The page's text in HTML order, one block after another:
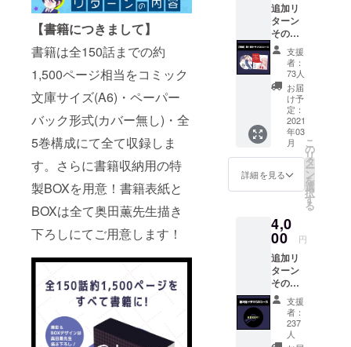
【書籍につきまして】
書籍は全150話までの約
1,500ページ相当をコミック
文庫サイズ(A6)・ペーパー
バック形式(カバー無し)・全
5巻構成にて全て収録しま
す。さらに書籍収納用の特
製BOXを用意！書籍表紙と
BOXは全て奥田薫先生描き
下ろしにてご用意します！
追加リ
ターン
その①
【再
販】第
１弾ド
ラマCD
コース
4,000
円 税
込・送
料込・
数量限
定無し
・第1弾
ドラマ
1弾ドラ
マCD 3
トラッ
ク＋
キャス
トコメ
ンタ
リーの
合計50
分超え
支援
者：
73人
お届
け予
定：
2021
年03
月
詳細を見る
こ
の
リ
タ
ー
ン
を
選
択
す
る
4,0
00 円
追加リ
ターン
その②
第2弾ド
ラマCD
コース
4,000
支援
者：
237
人